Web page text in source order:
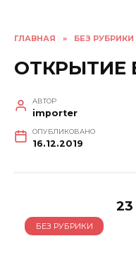
ГЛАВНАЯ » БЕЗ РУБРИКИ
ОТКРЫТИЕ
АВТОР
importer
ОПУБЛИКОВАНО
16.12.2019
БЕЗ РУБРИКИ